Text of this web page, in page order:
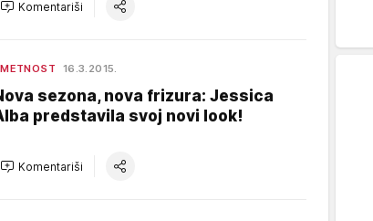
Komentariši
16.3.2015.
sezona, nova frizura: Jessica
predstavila svoj novi look!
Komentariši